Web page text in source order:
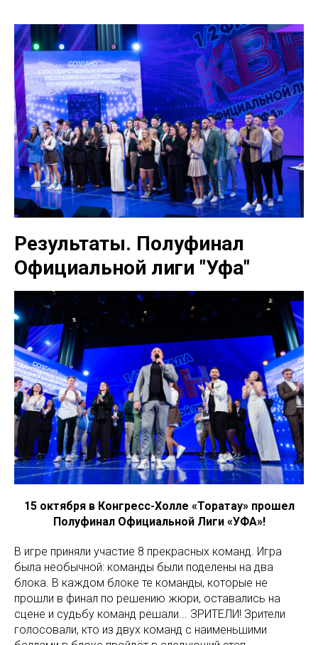
Результаты. Полуфинал
Официальной лиги "Уфа"
15 октября в Конгресс-Холле «Торатау» прошел
Полуфинал Официальной Лиги «УФА»!
В игре приняли участие 8 прекрасных команд. Игра
была необычной: команды были поделены на два
блока. В каждом блоке те команды, которые не
прошли в финал по решению жюри, оставались на
сцене и судьбу команд решали... ЗРИТЕЛИ! Зрители
голосовали, кто из двух команд с наименьшими